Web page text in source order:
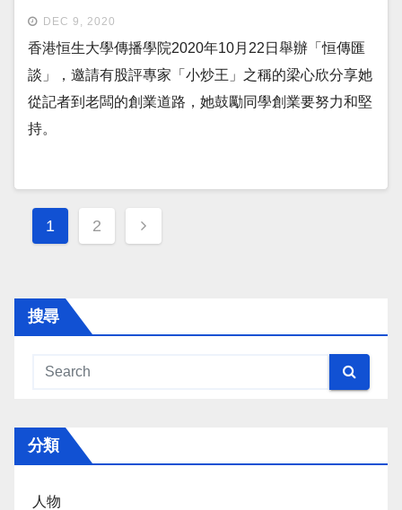
DEC 9, 2020
香港恒生大學傳播學院2020年10月22日舉辦「恒傳匯
談」，邀請有股評專家「小炒王」之稱的梁心欣分享她
從記者到老闆的創業道路，她鼓勵同學創業要努力和堅
持。
Posts
navigation
1 2
搜尋
分類
人物